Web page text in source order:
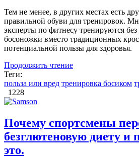
Тем не менее, в других местах есть
правильной обуви для тренировок.
эксперты по фитнесу тренируются
босоножки вместо традиционных
потенциальной пользы для здоровья.
Продолжить чтение
Теги:
польза или вред тренировка босиком
1228
Почему спортсмены
безглютеновую диету и
это.